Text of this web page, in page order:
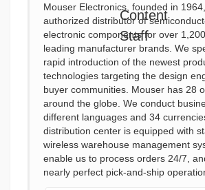
Mouser Electronics, founded in
authorized distributor of
electronic components for over
leading manufacturer brands. We
rapid introduction of the newest
technologies targeting the design
buyer communities. Mouser has 28
around the globe. We conduct
different languages and 34
distribution center is equipped with
wireless warehouse management
enable us to process orders 24/7,
nearly perfect pick-and-ship